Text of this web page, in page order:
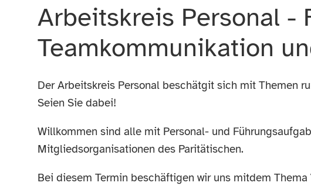
Arbeitskreis Personal -
Teamkommunikation
Der Arbeitskreis Personal beschätgit sich mit Themen
Seien Sie dabei!
Willkommen sind alle mit Personal- und
Mitgliedsorganisationen des Paritätischen.
Bei diesem Termin beschäftigen wir uns mitdem Thema